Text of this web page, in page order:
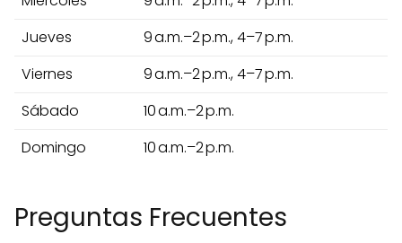
Jueves
9 a.m.–2 p.m., 4–7 p.m.
Viernes
9 a.m.–2 p.m., 4–7 p.m.
Sábado
10 a.m.–2 p.m.
Domingo
10 a.m.–2 p.m.
Preguntas Frecuentes